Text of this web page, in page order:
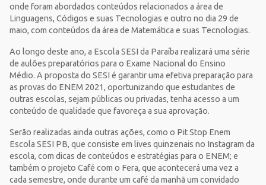
onde foram abordados conteúdos relacionados a área de
Linguagens, Códigos e suas Tecnologias e outro no dia 29 de
maio, com conteúdos da área de Matemática e suas Tecnologias.
Ao longo deste ano, a Escola SESI da Paraíba realizará uma série
de aulões preparatórios para o Exame Nacional do Ensino
Médio. A proposta do SESI é garantir uma efetiva preparação para
as provas do ENEM 2021, oportunizando que estudantes de
outras escolas, sejam públicas ou privadas, tenha acesso a um
conteúdo de qualidade que favoreça a sua aprovação.
Serão realizadas ainda outras ações, como o Pit Stop Enem
Escola SESI PB, que consiste em lives quinzenais no Instagram da
escola, com dicas de conteúdos e estratégias para o ENEM; e
também o projeto Café com o Fera, que acontecerá uma vez a
cada semestre, onde durante um café da manhã um convidado